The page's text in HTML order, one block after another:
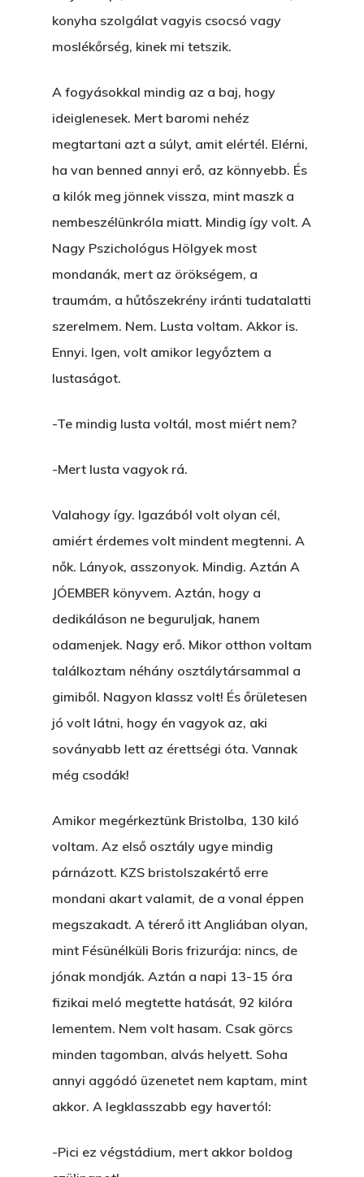
konyha szolgálat vagyis csocsó vagy
moslékőrség, kinek mi tetszik.
A fogyásokkal mindig az a baj, hogy
ideiglenesek. Mert baromi nehéz
megtartani azt a súlyt, amit elértél. Elérni,
ha van benned annyi erő, az könnyebb. És
a kilók meg jönnek vissza, mint maszk a
nembeszélünkróla miatt. Mindig így volt. A
Nagy Pszichológus Hölgyek most
mondanák, mert az örökségem, a
traumám, a hűtőszekrény iránti tudatalatti
szerelmem. Nem. Lusta voltam. Akkor is.
Ennyi. Igen, volt amikor legyőztem a
lustaságot.
-Te mindig lusta voltál, most miért nem?
-Mert lusta vagyok rá.
Valahogy így. Igazából volt olyan cél,
amiért érdemes volt mindent megtenni. A
nők. Lányok, asszonyok. Mindig. Aztán A
JÓEMBER könyvem. Aztán, hogy a
dedikáláson ne beguruljak, hanem
odamenjek. Nagy erő. Mikor otthon voltam
találkoztam néhány osztálytársammal a
gimiből. Nagyon klassz volt! És őrületesen
jó volt látni, hogy én vagyok az, aki
soványabb lett az érettségi óta. Vannak
még csodák!
Amikor megérkeztünk Bristolba, 130 kiló
voltam. Az első osztály ugye mindig
párnázott. KZS bristolszakértő erre
mondani akart valamit, de a vonal éppen
megszakadt. A térerő itt Angliában olyan,
mint Fésünélküli Boris frizurája: nincs, de
jónak mondják. Aztán a napi 13-15 óra
fizikai meló megtette hatását, 92 kilóra
lementem. Nem volt hasam. Csak görcs
minden tagomban, alvás helyett. Soha
annyi aggódó üzenetet nem kaptam, mint
akkor. A legklasszabb egy havertól:
-Pici ez végstádium, mert akkor boldog
A Veszett Ügy
A Jóember
A Vér Nem Válik Vízzé
Egy Nyár
Történetek
Novellák
Álomszekrény
Eltojtuk Nyuszi
EGY LAKTANYÁT,
Az Elveszett Fejezet
Akkor És Ott
Nem Szégyen Az
KI-BEJÁRAT
A Pitli
Egy Be-Fektetést,
FELICITÁ
Betli
Egy Világbajnokságot,
VOLT EGYSZER EGY
A Kaszinó
Párizs És Újra MI
Egy Hitelt, Ödön?
ELMENT A VILLAMOS
EGY BANKOT, ÖDÖN?
GYERE VELEM
A „BECSÜLETES”
Hogyan Tudta Feladni
Kartalherczeghy
Blog
Bristolt Látni
Feliratkozás
Kapcsolat
Bakker Gyuri
Hírek
Unit 345
2500 Castle Dr
Manhattan, NY
T: